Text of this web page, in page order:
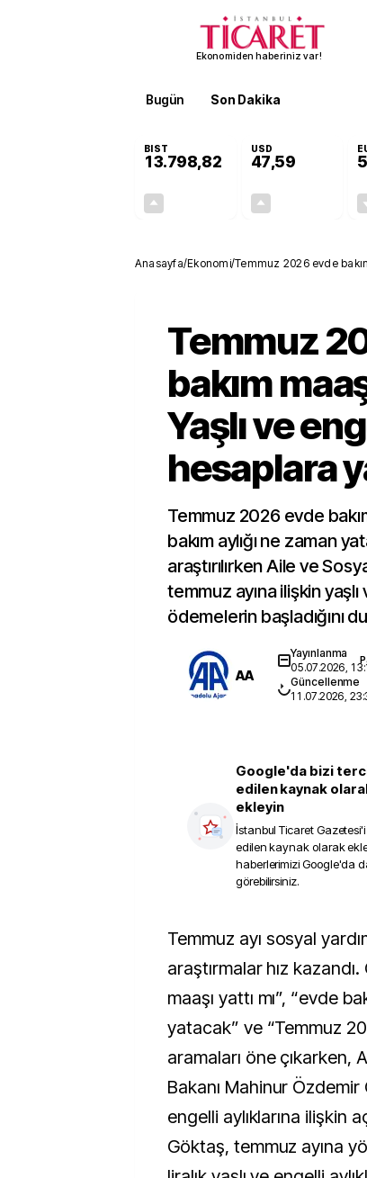
Ekonomiden haberiniz var!
Bugün Son Dakika
BIST
13.798,82
USD
47,59
Anasayfa/Ekonomi/Temmuz 2026 evde
Temmuz
bakım
Yaşlı ve
hesaplara
Temmuz 2026 evde
bakım aylığı ne zaman
araştırılırken Aile ve
temmuz ayına ilişkin yaşlı
ödemelerin başladığını
AA
Yayınlanma
05.07.2026,
Güncellenme
11.07.2026,
Google'da bizi
edilen kaynak
ekleyin
İstanbul Ticaret Gazetesi
edilen kaynak olarak
haberlerimizi Google'da
görebilirsiniz.
Temmuz ayı sosyal yardım ödemeleriyle ilgili
araştırmalar hız
maaşı yattı mı”, “evde
yatacak” ve “Temmuz
aramaları öne çıkarken,
Bakanı Mahinur Özdemir
engelli aylıklarına ilişkin
Göktaş, temmuz ayına